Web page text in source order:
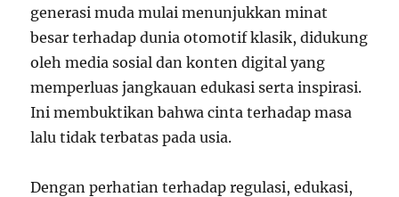
generasi muda mulai menunjukkan minat
besar terhadap dunia otomotif klasik, didukung
oleh media sosial dan konten digital yang
memperluas jangkauan edukasi serta inspirasi.
Ini membuktikan bahwa cinta terhadap masa
lalu tidak terbatas pada usia.
Dengan perhatian terhadap regulasi, edukasi,